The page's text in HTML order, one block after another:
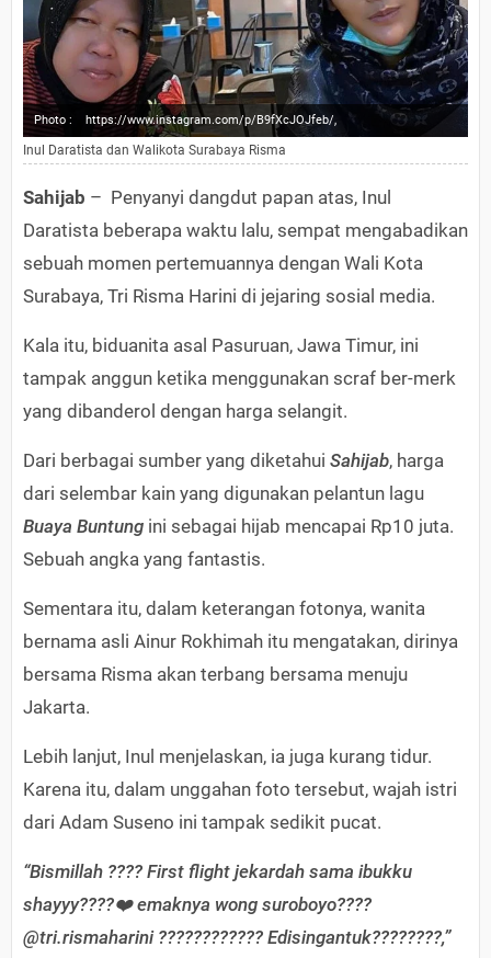
Photo : https://www.instagram.com/p/B9fXcJOJfeb/,
Inul Daratista dan Walikota Surabaya Risma
Sahijab – Penyanyi dangdut papan atas, Inul
Daratista beberapa waktu lalu, sempat mengabadikan
sebuah momen pertemuannya dengan Wali Kota
Surabaya, Tri Risma Harini di jejaring sosial media.
Kala itu, biduanita asal Pasuruan, Jawa Timur, ini
tampak anggun ketika menggunakan scraf ber-merk
yang dibanderol dengan harga selangit.
Dari berbagai sumber yang diketahui Sahijab, harga
dari selembar kain yang digunakan pelantun lagu
Buaya Buntung ini sebagai hijab mencapai Rp10 juta.
Sebuah angka yang fantastis.
Sementara itu, dalam keterangan fotonya, wanita
bernama asli Ainur Rokhimah itu mengatakan, dirinya
bersama Risma akan terbang bersama menuju
Jakarta.
Lebih lanjut, Inul menjelaskan, ia juga kurang tidur.
Karena itu, dalam unggahan foto tersebut, wajah istri
dari Adam Suseno ini tampak sedikit pucat.
“Bismillah ???? First flight jekardah sama ibukku
shayyy????❤️ emaknya wong suroboyo????
@tri.rismaharini ???????????? Edisingantuk????????,”